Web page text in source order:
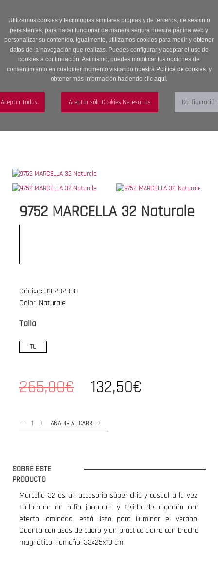
Utilizamos cookies y tecnologías similares propias y de terceros, de sesión o
persistentes, para hacer funcionar de manera segura nuestra página web y
personalizar su contenido. Igualmente, utilizamos cookies para medir y obtener
datos de la navegación que realizas. Puedes configurar y aceptar el uso de
cookies a continuación. Asimismo, puedes modificar tus opciones de
consentimiento en cualquier momento visitando nuestra Política de cookies.y
obtener más información haciendo clic aquí.
descuento en Sección OUTLET con código OUTLET20
navigation
Menú
9752 MARCELLA 32 Naturale
Código: 310202808
Color: Naturale
Talla
TU
265,00€ 132,50€
- + AÑADIR AL CARRITO
SOBRE ESTE
PRODUCTO
Marcella 32 es un accesorio súper chic y casual a la vez.
Elaborado en rafia jacquard y tejido de algodón con
efecto laminado, está listo para iluminar el verano.
Cuenta con asas de cuero y un práctico cierre con broche
magnético. Tamaño: 33x25x13 cm.